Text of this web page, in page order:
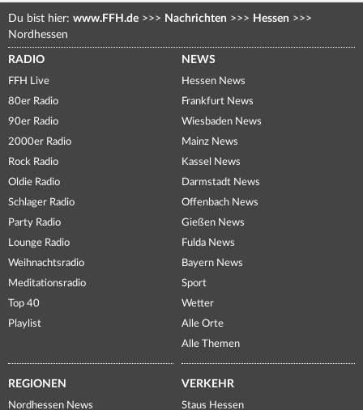
Du bist hier: www.FFH.de >>> Nachrichten >>> Hessen >>>
Nordhessen
RADIO
FFH Live
80er Radio
90er Radio
2000er Radio
Rock Radio
Oldie Radio
Schlager Radio
Party Radio
Lounge Radio
Weihnachtsradio
Meditationsradio
Top 40
Playlist
NEWS
Hessen News
Frankfurt News
Wiesbaden News
Mainz News
Kassel News
Darmstadt News
Offenbach News
Gießen News
Fulda News
Bayern News
Sport
Wetter
Alle Orte
Alle Themen
REGIONEN
Nordhessen News
VERKEHR
Staus Hessen